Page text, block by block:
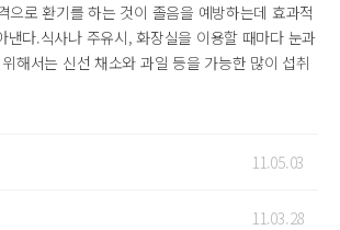
로 환기를 하는 것이 졸음을 예방하는데 효과적
다.식사나 주유시, 화장실을 이용할 때마다 눈과
해서는 신선 채소와 과일 등을 가능한 많이 섭취
11.05.03
11.03.28